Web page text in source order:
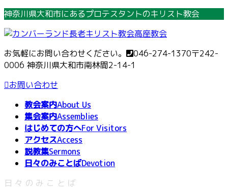
コ
テ
ン
ツ
へ
ス
ナ
ゲ
ー
シ
ョ
ン
神奈川県大和市にあるプロテスタントのキリスト教会
お気軽にお問い合わせください。 046-274-1370〒242-
0006 神奈川県大和市南林間2-14-1
お問い合わせ
教会案内About Us
集会案内Assemblies
はじめての方へFor Visitors
アクセスAccess
説教集Sermons
日々のみことばDevotion
日々のみことば